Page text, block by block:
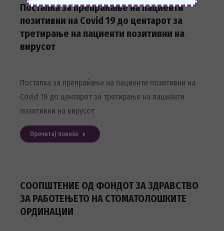
Постапка за препраќање на пациенти
позитивни на Covid 19 до центарот за
третирање на пациенти позитивни на
вирусот
Постапка за препраќање на пациенти позитивни на
Covid 19 до центарот за третирање на пациенти
позитивни на вирусот
Прочитај повеќе
СООПШТЕНИЕ ОД ФОНДОТ ЗА ЗДРАВСТВО
ЗА РАБОТЕЊЕТО НА СТОМАТОЛОШКИТЕ
ОРДИНАЦИИ